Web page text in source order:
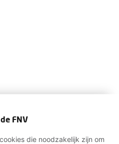
FNV
die noodzakelijk zijn om